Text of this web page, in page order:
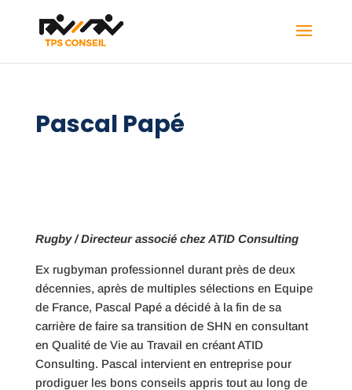
Pascal Papé
Rugby /Directeur associé chez ATID Consulting
Ex rugbyman professionnel durant près de deux
décennies, après de multiples sélections en Equipe
de France, Pascal Papé a décidé à la fin de sa
carrière de faire sa transition de SHN en consultant
en Qualité de Vie au Travail en créant ATID
Consulting. Pascal intervient en entreprise pour
prodiguer les bons conseils appris tout au long de